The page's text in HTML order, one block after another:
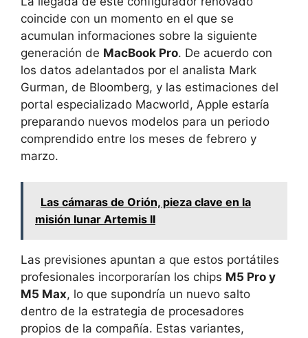
coincide con un momento en el que se
acumulan informaciones sobre la siguiente
generación de MacBook Pro. De acuerdo con
los datos adelantados por el analista Mark
Gurman, de Bloomberg, y las estimaciones del
portal especializado Macworld, Apple estaría
preparando nuevos modelos para un periodo
comprendido entre los meses de febrero y
marzo.
Las cámaras de Orión, pieza clave en la
misión lunar Artemis II
Las previsiones apuntan a que estos portátiles
profesionales incorporarían los chips M5 Pro y
M5 Max, lo que supondría un nuevo salto
dentro de la estrategia de procesadores
propios de la compañía. Estas variantes,